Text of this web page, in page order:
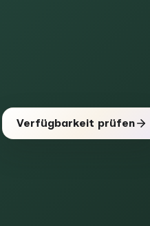
Verfügbarkeit prüfen